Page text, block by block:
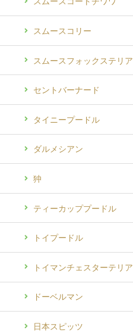
スムースコリー
スムースフォックステリア
セントバーナード
タイニープードル
ダルメシアン
狆
ティーカッププードル
トイプードル
トイマンチェスターテリア
ドーベルマン
日本スピッツ